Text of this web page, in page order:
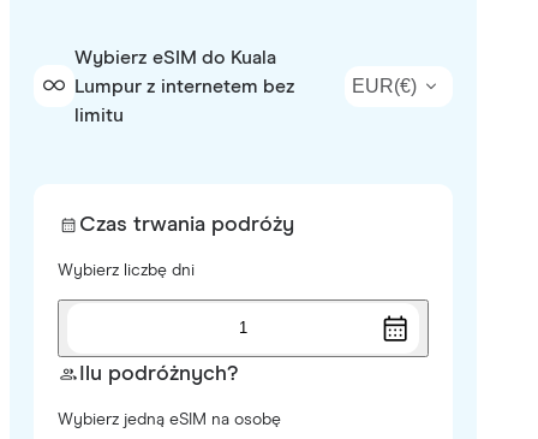
Wybierz eSIM do Kuala
Lumpur z internetem bez
limitu
EUR(€)
Czas trwania podróży
Wybierz liczbę dni
1
Ilu podróżnych?
Wybierz jedną eSIM na osobę